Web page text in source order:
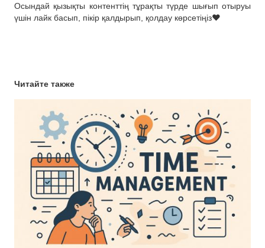
Осындай қызықты контенттің тұрақты түрде шығып отыруы
үшін лайк басып, пікір қалдырып, қолдау көрсетіңіз❤
Читайте также